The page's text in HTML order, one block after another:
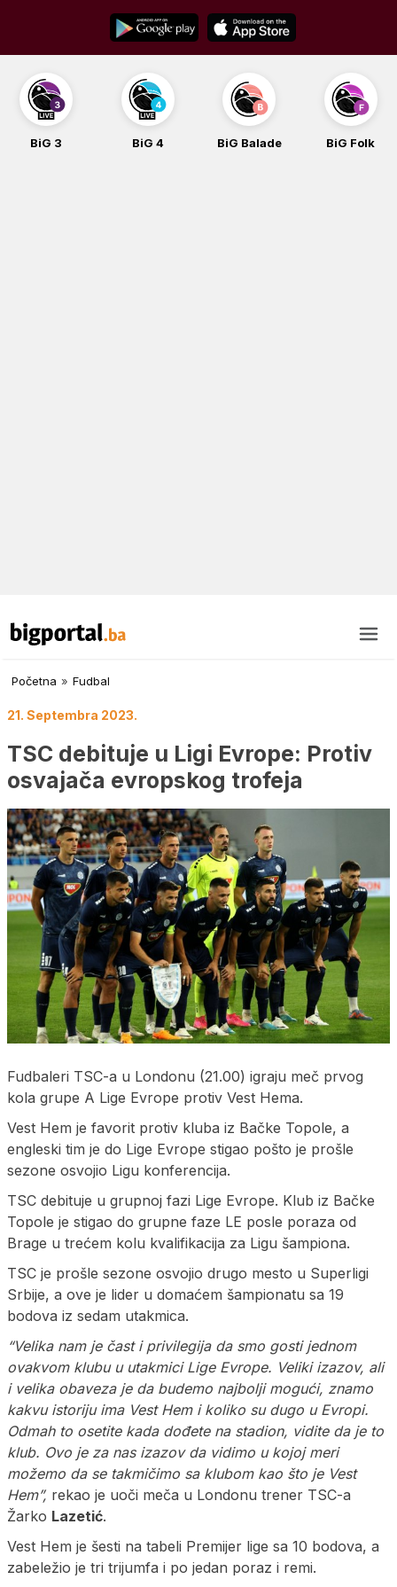
content
BiG 3 BiG 4 BiG Balade BiG Folk
Početna » Fudbal
21. Septembra 2023.
TSC debituje u Ligi Evrope: Protiv
osvajača evropskog trofeja
Fudbaleri TSC-a u Londonu (21.00) igraju meč prvog
kola grupe A Lige Evrope protiv Vest Hema.
Vest Hem je favorit protiv kluba iz Bačke Topole, a
engleski tim je do Lige Evrope stigao pošto je prošle
sezone osvojio Ligu konferencija.
TSC debituje u grupnoj fazi Lige Evrope. Klub iz Bačke
Topole je stigao do grupne faze LE posle poraza od
Brage u trećem kolu kvalifikacija za Ligu šampiona.
TSC je prošle sezone osvojio drugo mesto u Superligi
Srbije, a ove je lider u domaćem šampionatu sa 19
bodova iz sedam utakmica.
“Velika nam je čast i privilegija da smo gosti jednom
ovakvom klubu u utakmici Lige Evrope. Veliki izazov, ali
i velika obaveza je da budemo najbolji mogući, znamo
kakvu istoriju ima Vest Hem i koliko su dugo u Evropi.
Odmah to osetite kada dođete na stadion, vidite da je to
klub. Ovo je za nas izazov da vidimo u kojoj meri
možemo da se takmičimo sa klubom kao što je Vest
Hem”, rekao je uoči meča u Londonu trener TSC-a
Žarko Lazetić.
Vest Hem je šesti na tabeli Premijer lige sa 10 bodova, a
zabeležio je tri trijumfa i po jedan poraz i remi.